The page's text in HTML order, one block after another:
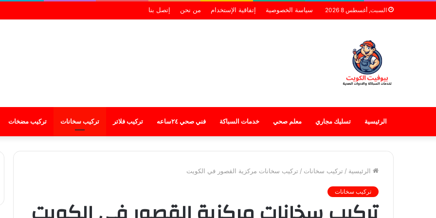
السبت, أغسطس 8 2026 سياسة الخصوصية إتفاقية الإستخدام من نحن إتصل بنا
الرئيسية تسليك مجاري معلم صحي خدمات السباكة فني صحي ٢٤ساعه تركيب فلاتر تركيب سخانات تركيب مضخات
الرئيسية / تركيب سخانات / تركيب سخانات مركزية القصور في الكويت
تركيب سخانات